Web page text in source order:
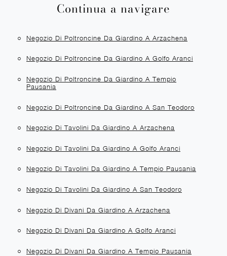
Continua a navigare
Negozio Di Poltroncine Da Giardino A Arzachena
Negozio Di Poltroncine Da Giardino A Golfo Aranci
Negozio Di Poltroncine Da Giardino A Tempio
Pausania
Negozio Di Poltroncine Da Giardino A San Teodoro
Negozio Di Tavolini Da Giardino A Arzachena
Negozio Di Tavolini Da Giardino A Golfo Aranci
Negozio Di Tavolini Da Giardino A Tempio Pausania
Negozio Di Tavolini Da Giardino A San Teodoro
Negozio Di Divani Da Giardino A Arzachena
Negozio Di Divani Da Giardino A Golfo Aranci
Negozio Di Divani Da Giardino A Tempio Pausania